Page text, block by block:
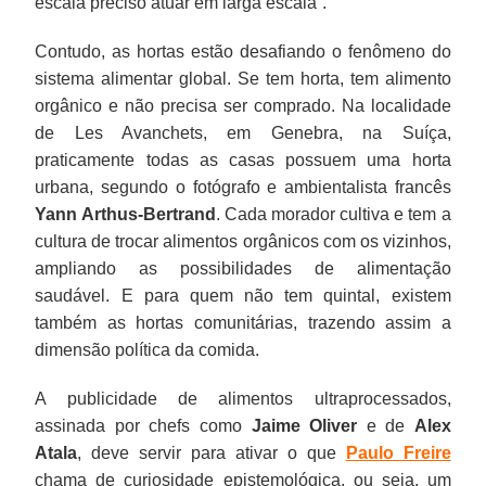
Contudo, as hortas estão desafiando o fenômeno do
sistema alimentar global. Se tem horta, tem alimento
orgânico e não precisa ser comprado. Na localidade
de Les Avanchets, em Genebra, na Suíça,
praticamente todas as casas possuem uma horta
urbana, segundo o fotógrafo e ambientalista francês
Yann Arthus-Bertrand . Cada morador cultiva e tem a
cultura de trocar alimentos orgânicos com os vizinhos,
ampliando as possibilidades de alimentação
saudável. E para quem não tem quintal, existem
também as hortas comunitárias, trazendo assim a
dimensão política da comida.
A publicidade de alimentos ultraprocessados,
assinada por chefs como Jaime Oliver e de Alex
Atala, deve servir para ativar o que
Paulo Freire
chama de curiosidade epistemológica, ou seja, um